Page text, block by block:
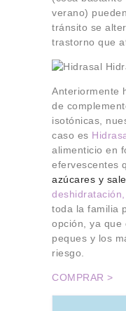
verano)
tránsito se
trastorno que
Anteriormente
de
isotónicas,
caso es
alimenticio en
efervescentes
azúcares y
deshidratación,
toda la familia
opción, ya que
peques y los
riesgo.
COMPRAR >